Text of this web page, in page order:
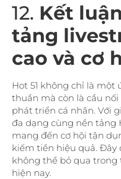
12. Kết
tảng
cao và cơ
Hot 51 không chỉ là
thuần mà còn là cầu
phát triển cá nhân. Với
đa dạng cùng nền tảng
mang đến cơ hội tận
kiếm tiền hiệu quả. Đây
không thể bỏ qua
hiện nay.